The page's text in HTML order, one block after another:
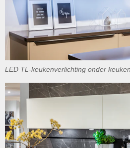
LED TL-keukenverlichting onder